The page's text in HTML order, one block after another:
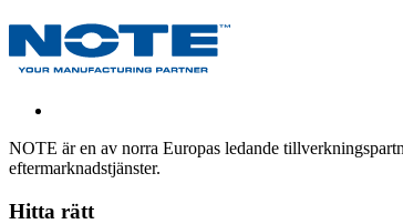
NOTE är en av norra Europas ledande
eftermarknadstjänster.
Hitta rätt